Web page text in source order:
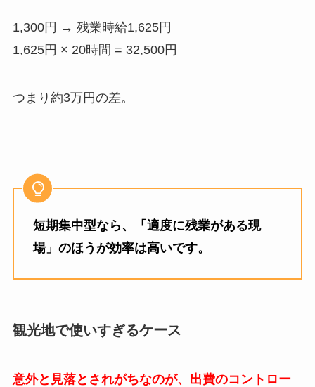
1,300円 → 残業時給1,625円
1,625円 × 20時間 = 32,500円
つまり約3万円の差。
短期集中型なら、「適度に残業がある現
場」のほうが効率は高いです。
観光地で使いすぎるケース
意外と見落とされがちなのが、出費のコントロー